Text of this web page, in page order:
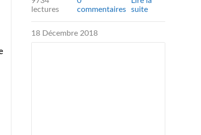
lectures
commentaires
suite
18 Décembre 2018